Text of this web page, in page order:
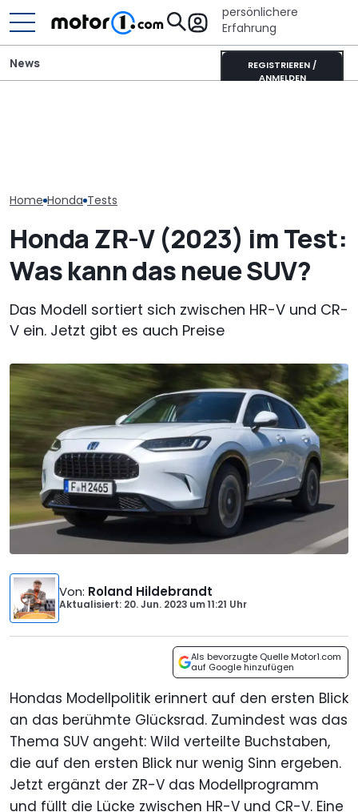
persönlichere
Erfahrung
REGISTRIEREN /
ANMELDEN
News
Home Honda Tests
Honda ZR-V (2023) im Test:
Was kann das neue SUV?
Das Modell sortiert sich zwischen HR-V und CR-
V ein. Jetzt gibt es auch Preise
Von: Roland Hildebrandt
Aktualisiert: 20. Jun. 2023 um11:21 Uhr
Als bevorzugte Quelle Motor1.com
auf Google hinzufügen
Hondas Modellpolitik erinnert auf den ersten Blick
an das berühmte Glücksrad. Zumindest was das
Thema SUV angeht: Wild verteilte Buchstaben,
die auf den ersten Blick nur wenig Sinn ergeben.
Jetzt ergänzt der ZR-V das Modellprogramm
und füllt die Lücke zwischen HR-V und CR-V. Eine